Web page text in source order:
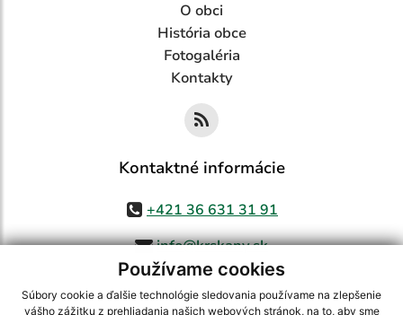
Používame cookies
Súbory cookie a ďalšie technológie sledovania používame na zlepšenie
vášho zážitku z prehliadania našich webových stránok, na to, aby sme
O obci
História obce
Fotogaléria
Kontakty
Kontaktné informácie
+421 36 631 31 91
info@krskany.sk